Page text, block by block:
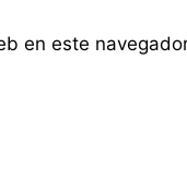
en este